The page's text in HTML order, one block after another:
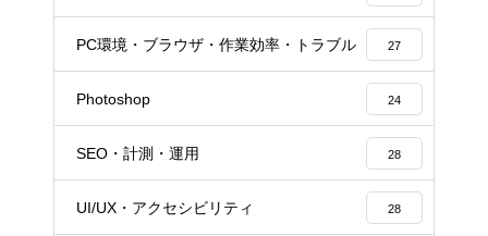
PC環境・ブラウザ・作業効率・トラブル 27
Photoshop 24
SEO・計測・運用 28
UI/UX・アクセシビリティ 28